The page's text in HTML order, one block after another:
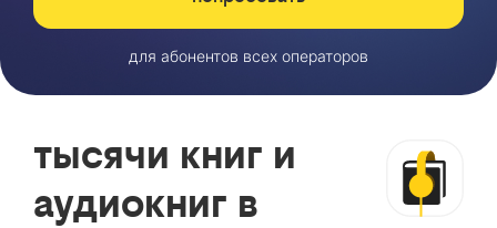
для абонентов всех операторов
тысячи книг и
аудиокниг в